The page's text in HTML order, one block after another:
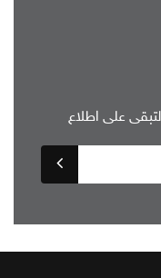
لتبقى على اطلاع